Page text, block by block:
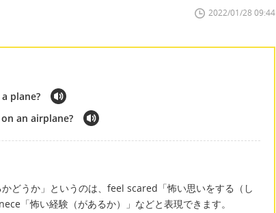
2022/01/28 09:44
plane?
an airplane?
どうか」というのは、feel scared「怖い思いをする（し
「怖い経験（があるか）」などと表現できます。